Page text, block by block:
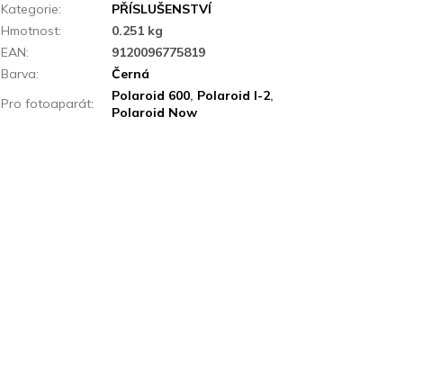
Kategorie:
PŘÍSLUŠENSTVÍ
Hmotnost:
0.251 kg
EAN:
9120096775819
Barva:
Černá
Pro fotoaparát: Polaroid 600, Polaroid I-2,
Polaroid Now